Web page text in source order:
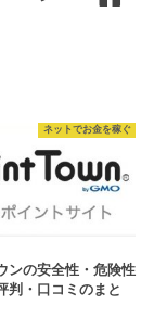
ネットでお金を稼ぐ
ンの安全性・危険性
判・口コミのまと